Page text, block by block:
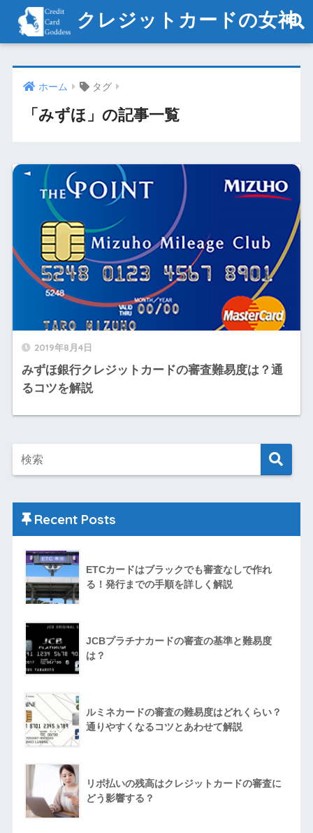
クレジットカードの女神
ホーム タグ
「みずほ」の記事一覧
2019年8月4日
みずほ銀行クレジットカードの審査難易度は？通
るコツを解説
Recent Posts
ETCカードはブラックでも審査なしで作れ
る！発行までの手順を詳しく解説
JCBプラチナカードの審査の基準と難易度
は？
ルミネカードの審査の難易度はどれくらい？
通りやすくなるコツとあわせて解説
リボ払いの残高はクレジットカードの審査に
どう影響する？